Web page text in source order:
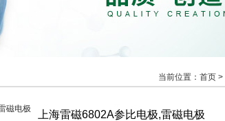
当前位置： 首页 >
上海雷磁6802A参比电极,雷磁电极